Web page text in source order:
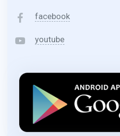
facebook
youtube